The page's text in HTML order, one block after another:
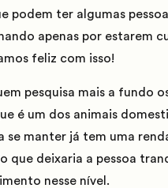
podem ter algumas
apenas por estarem
feliz com isso!
pesquisa mais a fundo
é um dos animais
se manter já tem uma
que deixaria a pessoa
nesse nível.